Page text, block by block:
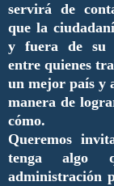
servirá de
que la
y fuera de su
entre quienes
un mejor país y
manera de
cómo.
Queremos
tenga algo
administración